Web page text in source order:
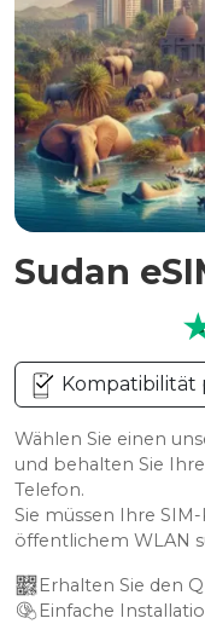
Sudan
Kompatibilität
Wählen Sie einen
und behalten Sie
Telefon.
Sie müssen Ihre
öffentlichem WLAN
Erhalten Sie den
Einfache